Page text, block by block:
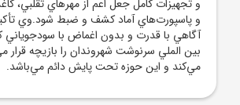
و تجهيزات کامل جعل اعم از مهرهاي
و پاسپورت‌هاي آماد کشف و ضبط شود.وي
آگاهي با قدرت و بدون اغماض با سودجوياني
بين الملي سرنوشت شهروندان را بازيچه قرار
مي‌کند و اين حوزه تحت پايش دائم مي‌باشد.